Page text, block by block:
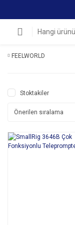
FEELWORLD
Stoktakiler